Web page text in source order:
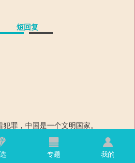
短回复
罪，中国是一个文明国家。
专题 我的